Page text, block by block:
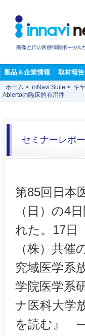
製品＆企業情報 取材報告
ホーム > inNavi Suite > キ
Abiertoの臨床的有用性
セミナーレポ
第85回日本
（日）の4
れた。17日
（株）共
究域医学系
学院医学系
ナ医科大学
を読む』